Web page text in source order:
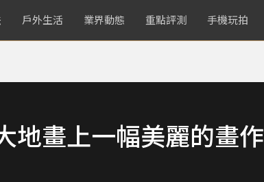
戶外生活 業界動態 重點評測 手機玩拍
地畫上一幅美麗的畫作